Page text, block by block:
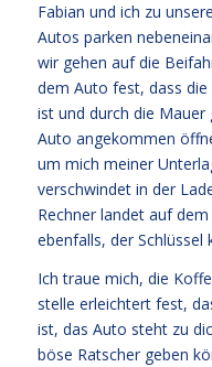
Fabian und ich zu
Autos parken
wir gehen auf die
dem Auto fest, dass
ist und durch die
Auto angekommen
um mich meiner
verschwindet in der
Rechner landet auf
ebenfalls, der Schlüssel
Ich traue mich, die
stelle erleichtert fest,
ist, das Auto steht zu
böse Ratscher geben